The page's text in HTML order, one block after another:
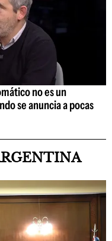
no es un
se anuncia a pocas